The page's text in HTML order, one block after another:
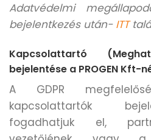
Adatvédelmi
bejelentkezés után- ITT
Kapcsolattartó
bejelentése a PROGEN Kft-
A GDPR
kapcsolattartók
fogadhatjuk el,